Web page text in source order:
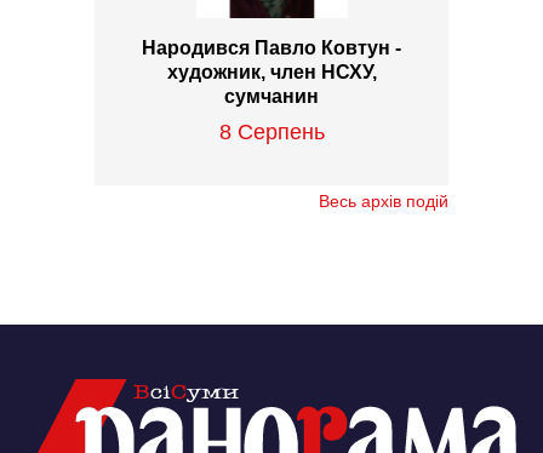
Народився Павло Ковтун -
художник, член НСХУ,
сумчанин
8 Серпень
Весь архів подій